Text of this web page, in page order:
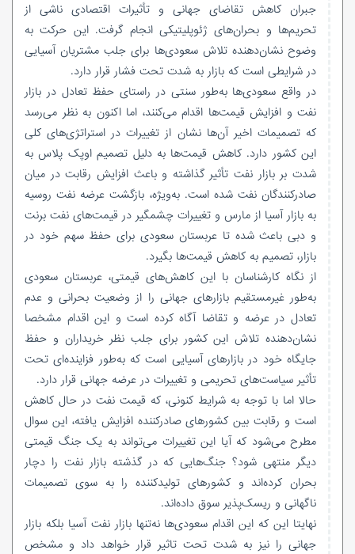
جبران کاهش تقاضای جهانی و تأثیرات اقتصادی ناشی از
تحریم‌ها و بحران‌های ژئوپلیتیکی انجام گرفت. این حرکت به
وضوح نشان‌دهنده تلاش سعودی‌ها برای جلب مشتریان آسیایی
در شرایطی است که بازار به شدت تحت فشار قرار دارد.
در واقع سعودی‌ها به‌طور سنتی در راستای حفظ تعادل در بازار
نفت و افزایش قیمت‌ها اقدام می‌کنند، اما اکنون به نظر می‌رسد
که تصمیمات اخیر آن‌ها نشان از تغییرات در استراتژی‌های کلی
این کشور دارد. کاهش قیمت‌ها به دلیل تصمیم اوپک پلاس به
شدت بر بازار نفت تأثیر گذاشته و باعث افزایش رقابت در میان
صادرکنندگان نفت شده است. به‌ویژه، بازگشت عرضه نفت روسیه
به بازار آسیا از مارس و تغییرات چشمگیر در قیمت‌های نفت برنت
و دبی باعث شده تا عربستان سعودی برای حفظ سهم خود در
بازار، تصمیم به کاهش قیمت‌ها بگیرد.
از نگاه کارشناسان با این کاهش‌های قیمتی، عربستان سعودی
به‌طور غیرمستقیم بازارهای جهانی را از وضعیت بحرانی و عدم
تعادل در عرضه و تقاضا آگاه کرده است و این اقدام مشخصا
نشان‌دهنده تلاش این کشور برای جلب نظر خریداران و حفظ
جایگاه خود در بازارهای آسیایی است که به‌طور فزاینده‌ای تحت
تأثیر سیاست‌های تحریمی و تغییرات در عرضه جهانی قرار دارد.
حالا اما با توجه به شرایط کنونی، که قیمت نفت در حال کاهش
است و رقابت بین کشورهای صادرکننده افزایش یافته، این سوال
مطرح می‌شود که آیا این تغییرات می‌تواند به یک جنگ قیمتی
دیگر منتهی شود؟ جنگ‌هایی که در گذشته بازار نفت را دچار
بحران کرده‌اند و کشورهای تولیدکننده را به سوی تصمیمات
ناگهانی و ریسک‌پذیر سوق داده‌اند.
نهایتا این که این اقدام سعودی‌ها نه‌تنها بازار نفت آسیا بلکه بازار
جهانی را نیز به شدت تحت تاثیر قرار خواهد داد و مشخص